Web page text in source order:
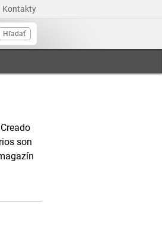
Kontakty
Hľadať
son